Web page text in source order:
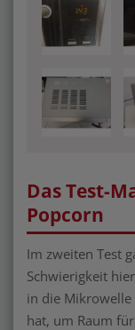
Das Test-
Popcorn
Im zweiten Test
Schwierigkeit
in die
hat, um Raum